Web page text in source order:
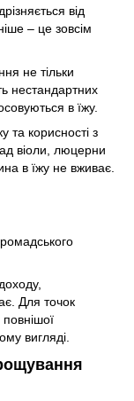
від
– це зовсім
не тільки
нестандартних
в їжу.
та корисності з
віоли, люцерни
в їжу не вживає.
Для точок
вигляді.